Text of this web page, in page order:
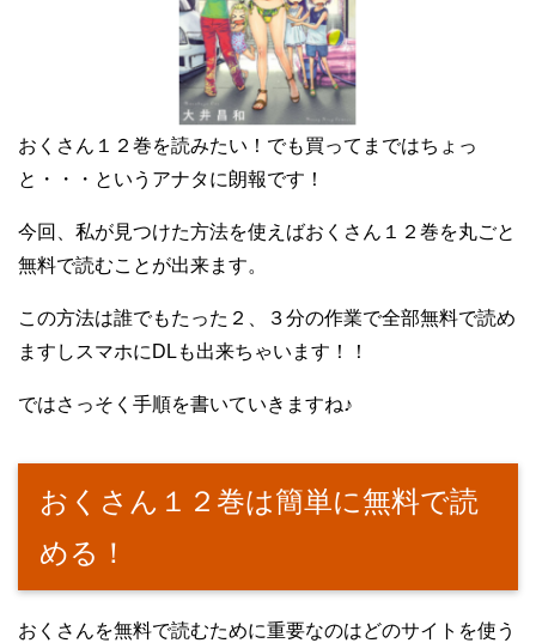
おくさん１２巻を読みたい！でも買ってまではちょっ
と・・・というアナタに朗報です！
今回、私が見つけた方法を使えばおくさん１２巻を丸ごと
無料で読むことが出来ます。
この方法は誰でもたった２、３分の作業で全部無料で読め
ますしスマホにDLも出来ちゃいます！！
ではさっそく手順を書いていきますね♪
おくさん１２巻は簡単に無料で読
める！
おくさんを無料で読むために重要なのはどのサイトを使う